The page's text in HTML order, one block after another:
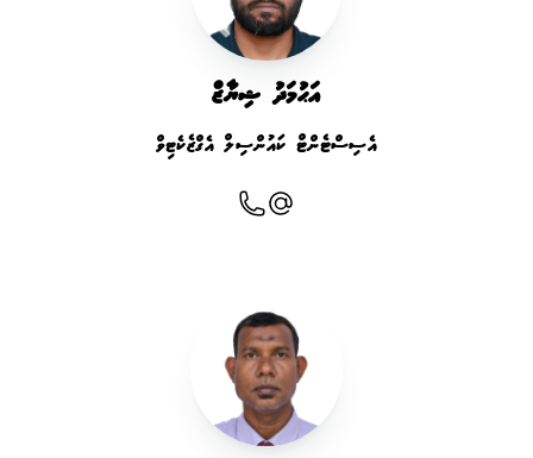
އަޙުމަދު ޝިޔާޒް
އެސިސްޓެންޓް ކައުންސިލް އެގްޒެކެޓިވް